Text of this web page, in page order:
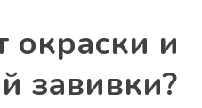
окраски и
завивки?